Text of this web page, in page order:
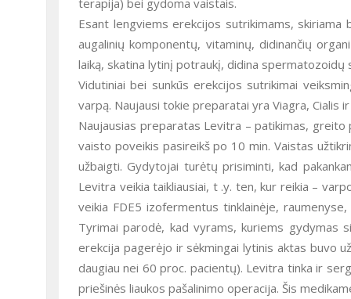
terapija) bei gydoma vaistais.
Esant lengviems erekcijos sutrikimams,
augalinių komponentų, vitaminų, didinančių
laiką, skatina lytinį potraukį, didina spermatozoidų
Vidutiniai bei sunkūs erekcijos sutrikimai
varpą. Naujausi tokie preparatai yra Viagra, Cialis
Naujausias preparatas Levitra – patikimas, greito
vaisto poveikis pasireikš po 10 min. Vaistas
užbaigti. Gydytojai turėtų prisiminti, kad
Levitra veikia taikliausiai, t .y. ten, kur reikia –
veikia FDE5 izofermentus tinklainėje,
Tyrimai parodė, kad vyrams, kuriems gydymas
erekcija pagerėjo ir sėkmingai lytinis aktas buvo
daugiau nei 60 proc. pacientų). Levitra tinka ir
priešinės liaukos pašalinimo operacija. Šis